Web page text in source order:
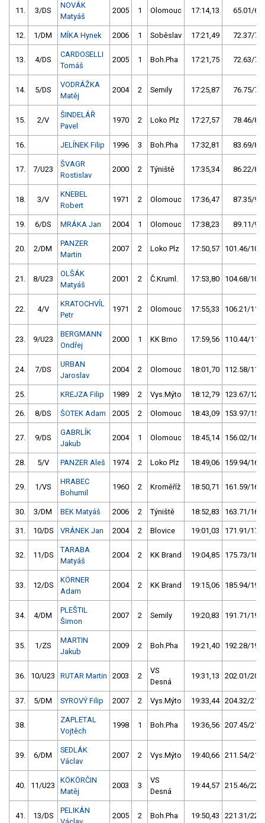
11. 3/DS
NOVÁK
Matyáš
2005 1 Olomouc 17:14,13 65.01/6,7
12. 1/DM MÍKA Hynek 2006 1 Soběslav 17:21,49 72.37/7,5
13. 4/DS
CARDOSELLI
Tomáš
2005 1 Boh.Pha 17:21,75 72.63/7,5
14. 5/DS
VODRÁŽKA
Matěj
2004 2 Semily 17:25,87 76.75/7,9
15. 2/V
ŠINDELÁŘ
Pavel
1970 2 Loko Plz 17:27,57 78.46/8,1
16. JELÍNEK Filip 1996 3 Boh.Pha 17:32,81 83.69/8,6
17. 7/U23
ŠVAGR
Rostislav
2000 2 Týniště 17:35,34 86.22/8,9
18. 3/V
KNEBEL
Robert
1971 2 Olomouc 17:36,47 87.35/9,0
19. 6/DS MRÁKA Jan 2004 1 Olomouc 17:38,23 89.11/9,2
20. 2/DM
PANZER
Martin
2007 2 Loko Plz 17:50,57 101.46/10,5
21. 8/U23
OLŠÁK
Matyáš
2001 2 Č.Kruml. 17:53,80 104.68/10,8
22. 4/V
KRATOCHVÍL
Petr
1971 2 Olomouc 17:55,33 106.21/11,0
23. 9/U23
BERGMANN
Ondřej
2000 1 KK Brno 17:59,56 110.44/11,4
24. 7/DS
URBAN
Jaroslav
2004 2 Olomouc 18:01,70 112.58/11,6
25. KREJZA Filip 1989 2 Vys.Mýto 18:12,79 123.67/12,8
26. 8/DS ŠOTEK Adam 2005 2 Olomouc 18:43,09 153.97/15,9
27. 9/DS
GABRLÍK
Jakub
2004 1 Olomouc 18:45,14 156.02/16,1
28. 5/V PANZER Aleš 1974 2 Loko Plz 18:49,06 159.94/16,5
29. 1/VS
HRABEC
Bohumil
1960 2 Kroměříž 18:50,71 161.59/16,7
30. 3/DM BEK Matyáš 2006 2 Týniště 18:52,83 163.71/16,9
31. 10/DS VRÁNEK Jan 2004 2 Blovice 19:01,03 171.91/17,7
32. 11/DS
TARABA
Matyáš
2004 2 KK Brand 19:04,85 175.73/18,1
33. 12/DS
KÖRNER
Adam
2004 2 KK Brand 19:15,06 185.94/19,2
34. 4/DM
PLEŠTIL
Šimon
2007 2 Semily 19:20,83 191.71/19,8
35. 1/ZS
MARTIN
Jakub
2009 2 Boh.Pha 19:21,40 192.28/19,8
36. 10/U23 RUTAR Martin 2003 2
VS
Desná
19:31,13 202.01/20,8
37. 5/DM SYROVÝ Filip 2007 2 Vys.Mýto 19:33,44 204.32/21,1
38.
ZAPLETAL
Vojtěch
1998 1 Boh.Pha 19:36,56 207.45/21,4
39. 6/DM
SEDLÁK
Václav
2007 2 Vys.Mýto 19:40,66 211.54/21,8
40. 11/U23
KÖKÖRČIN
Matěj
2003 3
VS
Desná
19:44,57 215.46/22,2
41. 13/DS
PELIKÁN
2005 2 Boh.Pha 19:50,43 221.31/22,8